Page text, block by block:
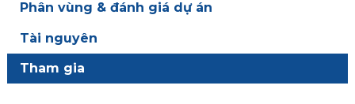
Phân vùng & đánh giá dự án
Tài nguyên
Tham gia